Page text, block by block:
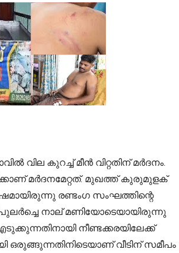
വില കുറച്ച് മീൻ വിറ്റതിന് മർദനം.
മർദനമേറ്റത്. മുഖത്ത് കുരുമുളക്
രണ്ടംഗ സംഘത്തിന്റെ
നാല് മണിയോടെയായിരുന്നു
നീണ്ടക്കരയിലേക്ക്
ഒരുങ്ങുന്നതിനിടെയാണ് വീടിന് സമീപം